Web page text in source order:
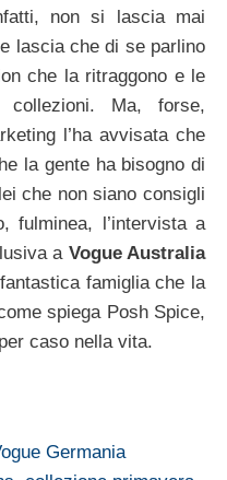
non si lascia mai
lascia che di se parlino
che la ritraggono e le
Ma, forse,
l’ha avvisata che
la gente ha bisogno di
che non siano consigli
fulminea, l’intervista a
a Vogue Australia
famiglia che la
spiega Posh Spice,
caso nella vita.
Germania